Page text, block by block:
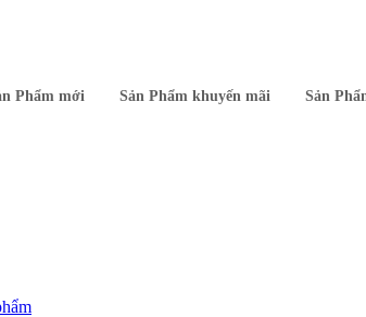
Phẩm mới Sản Phẩm khuyến mãi Sản